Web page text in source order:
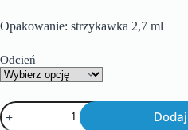
Opakowanie: strzykawka 2,7 ml
Odcień